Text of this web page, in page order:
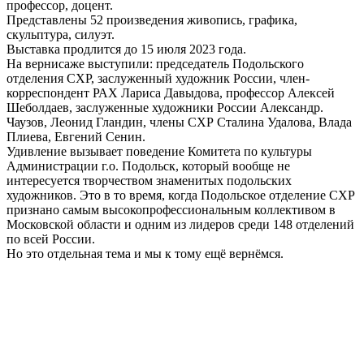
профессор, доцент.
Представлены 52 произведения живопись, графика,
скульптура, силуэт.
Выставка продлится до 15 июля 2023 года.
На вернисаже выступили: председатель Подольского
отделения СХР, заслуженный художник России, член-
корреспондент РАХ Лариса Давыдова, профессор Алексей
Шеболдаев, заслуженные художники России Александр.
Чаузов, Леонид Гландин, члены СХР Сталина Удалова, Влада
Плиева, Евгений Сенин.
Удивление вызывает поведение Комитета по культуры
Администрации г.о. Подольск, который вообще не
интересуется творчеством знаменитых подольских
художников. Это в то время, когда Подольское отделение СХР
признано самым высокопрофессиональным коллективом в
Московской области и одним из лидеров среди 148 отделений
по всей России.
Но это отдельная тема и мы к тому ещё вернёмся.